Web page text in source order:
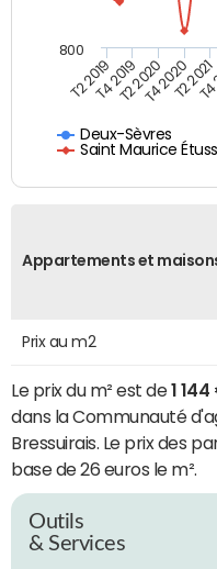
Deux-Sèvres
Saint Maurice
T2 2019T4 2019T2 2020T4 2020T2 2021
800
Appartements et
Prix au m2
Le prix du m² est de1
dans la Communauté
Bressuirais. Le prix des
base de 26 euros le m².
Outils
& Services